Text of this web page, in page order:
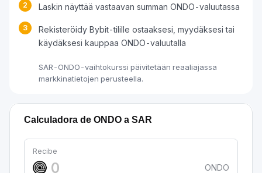
2 Laskin näyttää vastaavan summan ONDO-valuutassa
3
Rekisteröidy Bybit-tilille ostaaksesi, myydäksesi tai
käydäksesi kauppaa ONDO-valuutalla
SAR-ONDO-vaihtokurssi päivitetään reaaliajassa
markkinatietojen perusteella.
Calculadora de ONDO a SAR
Recibe
ONDO